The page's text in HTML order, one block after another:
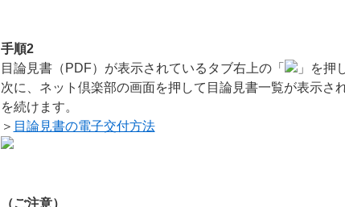
手順2
目論見書（PDF）が表示されているタブ右上の「
」を押
次に、ネット倶楽部の画面を押して目論見書一覧が表示さ
を続けます。
＞ 目論見書の電子交付方法
（ご注意）